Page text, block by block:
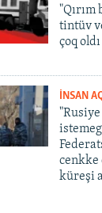
tintüv
çoq oldı
İNSAN
"Rusiye
cenkke
küreşi